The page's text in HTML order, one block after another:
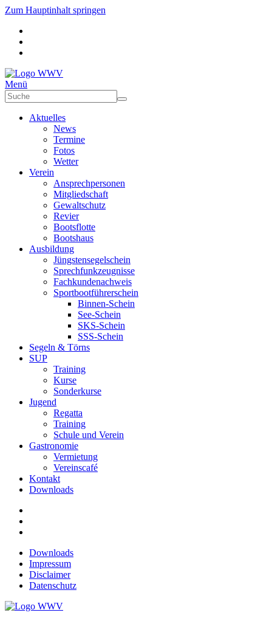
Zum Hauptinhalt springen
Menü
Aktuelles
News
Termine
Fotos
Wetter
Verein
Ansprechpersonen
Mitgliedschaft
Gewaltschutz
Revier
Bootsflotte
Bootshaus
Ausbildung
Jüngstensegelschein
Sprechfunkzeugnisse
Fachkundenachweis
Sportbootführerschein
Binnen-Schein
See-Schein
SKS-Schein
SSS-Schein
Segeln & Törns
SUP
Training
Kurse
Sonderkurse
Jugend
Regatta
Training
Schule und Verein
Gastronomie
Vermietung
Vereinscafé
Kontakt
Downloads
Downloads
Impressum
Disclaimer
Datenschutz